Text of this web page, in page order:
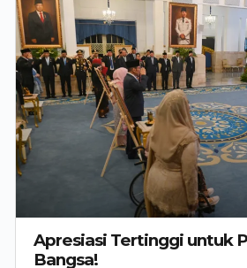
Apresiasi Tertinggi untuk
Bangsa!